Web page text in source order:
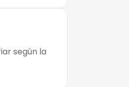
según la